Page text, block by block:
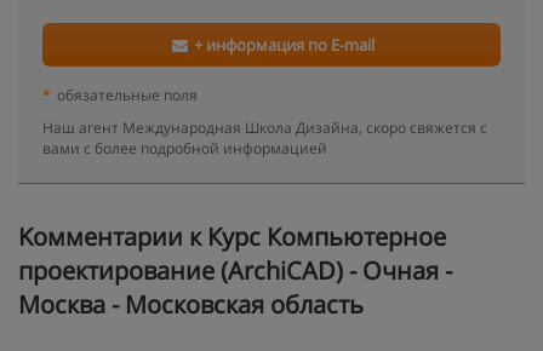
+ информация по E-mail
* обязательные поля
Наш агент Международная Школа Дизайна, скоро свяжется с
вами с более подробной информацией
Kомментарии к Курс Компьютерное
проектирование (ArchiCAD) - Очная -
Москва - Московская область